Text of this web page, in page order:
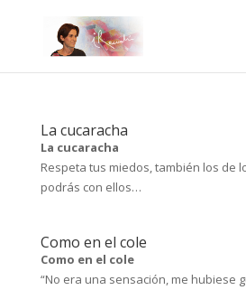
La cucaracha
La cucaracha
Respeta tus miedos, también los de
podrás con ellos…
Como en el cole
Como en el cole
“No era una sensación, me hubiese